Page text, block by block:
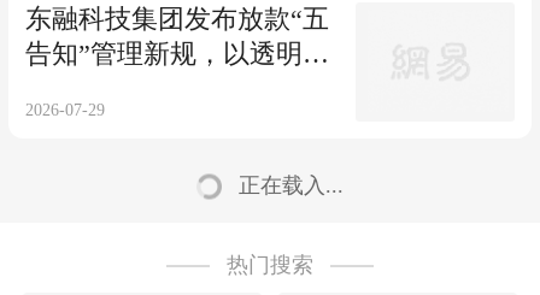
东融科技集团发布放款“五
告知”管理新规，以透明服
2026-07-29
正在载入...
热门搜索